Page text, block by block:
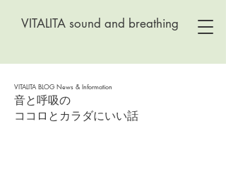
VITALITA sound and breathing
​​VITALITA BLOG News & Information
音と呼吸の
ココロとカラダにいい話